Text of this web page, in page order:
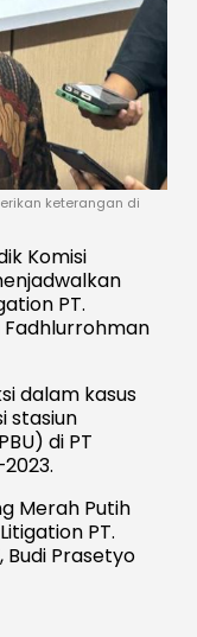
keterangan di
Komisi
PT.
dalam kasus
stasiun
di PT
Merah Putih
PT.
Budi Prasetyo